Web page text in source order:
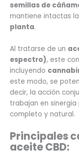
semillas de
mantiene intactas
planta.
Al tratarse de un
espectro), este
incluyendo
este modo, se
decir, la acción
trabajan en
completo y natural.
Principales
aceite CBD: